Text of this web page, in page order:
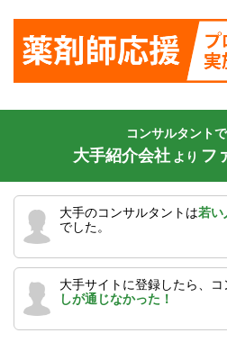
コンサルタント
大手紹介会社 より フ
大手のコンサルタントは若い
でした。
大手サイトに登録したら、
しが通じなかった！